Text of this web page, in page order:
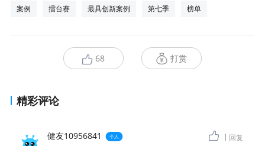
案例 擂台赛 最具创新案例 第七季 榜单
68 打赏
精彩评论
健友10956841 个人 回复